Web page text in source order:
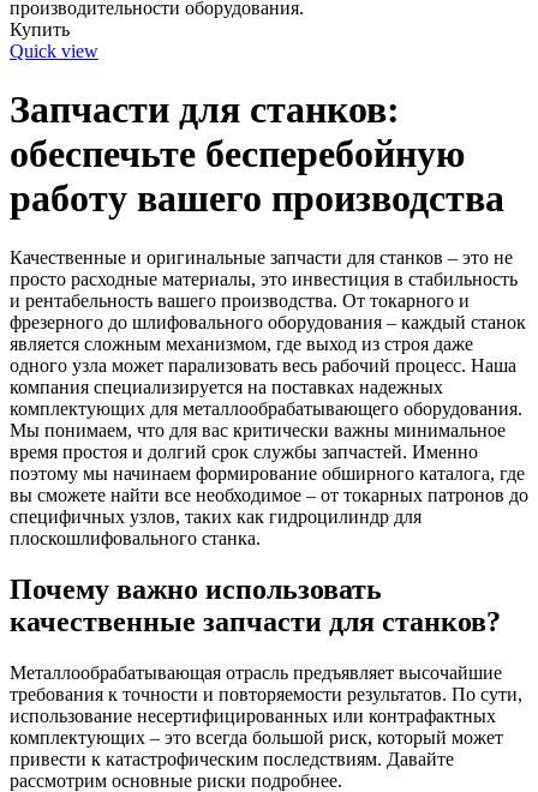
Запчасти для станков:
обеспечьте бесперебойную
работу вашего производства
Качественные и оригинальные запчасти для станков – это не
просто расходные материалы, это инвестиция в стабильность
и рентабельность вашего производства. От токарного и
фрезерного до шлифовального оборудования – каждый станок
является сложным механизмом, где выход из строя даже
одного узла может парализовать весь рабочий процесс. Наша
компания специализируется на поставках надежных
комплектующих для металлообрабатывающего оборудования.
Мы понимаем, что для вас критически важны минимальное
время простоя и долгий срок службы запчастей. Именно
поэтому мы начинаем формирование обширного каталога, где
вы сможете найти все необходимое – от токарных патронов до
специфичных узлов, таких как гидроцилиндр для
плоскошлифовального станка.
Почему важно использовать
качественные запчасти для станков?
Металлообрабатывающая отрасль предъявляет высочайшие
требования к точности и повторяемости результатов. По сути,
использование несертифицированных или контрафактных
комплектующих – это всегда большой риск, который может
привести к катастрофическим последствиям. Давайте
рассмотрим основные риски подробнее.
производительности оборудования.
Купить
Quick view